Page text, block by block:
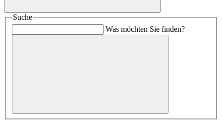
Suche
Was möchten Sie finden?